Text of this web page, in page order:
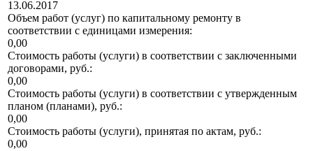
13.06.2017
Объем работ (услуг) по капитальному ремонту в
соответствии с единицами измерения:
0,00
Стоимость работы (услуги) в соответствии с заключенными
договорами, руб.:
0,00
Стоимость работы (услуги) в соответствии с утвержденным
планом (планами), руб.:
0,00
Стоимость работы (услуги), принятая по актам, руб.:
0,00